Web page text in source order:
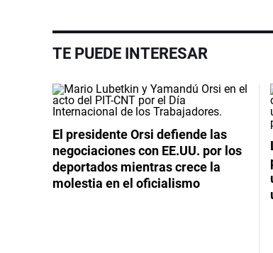
TE PUEDE INTERESAR
El presidente Orsi defiende las
negociaciones con EE.UU. por los
deportados mientras crece la
molestia en el oficialismo